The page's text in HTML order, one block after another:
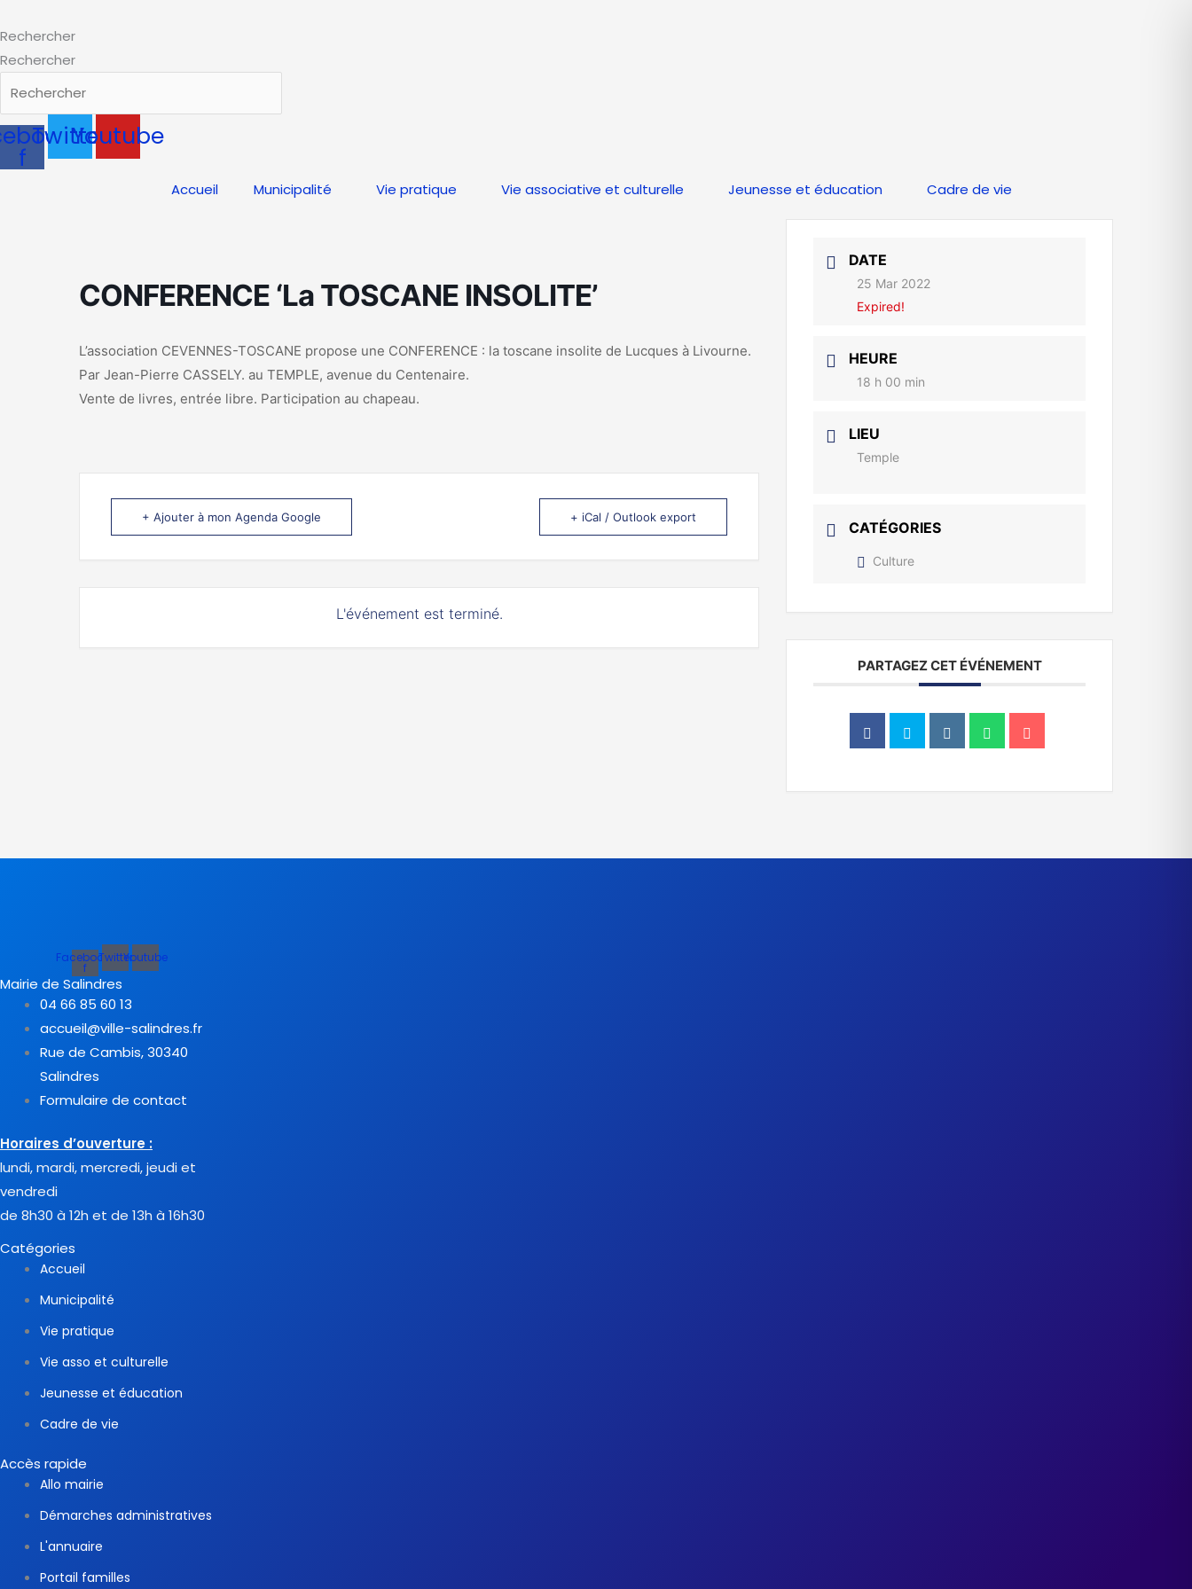
au
contenu
Rechercher
Rechercher
f
TwitterYoutube
Accueil Municipalité Vie pratique Vie associative et culturelle Jeunesse et éducation Cadre de vie
CONFERENCE ‘La TOSCANE INSOLITE’
L’association CEVENNES-TOSCANE propose une CONFERENCE : la toscane insolite de Lucques à Livourne.
Par Jean-Pierre CASSELY. au TEMPLE, avenue du Centenaire.
Vente de livres, entrée libre. Participation au chapeau.
+ Ajouter à mon Agenda Google + iCal / Outlook export
L'événement est terminé.
DATE
25 Mar 2022
Expired!
HEURE
18 h 00 min
LIEU
Temple
CATÉGORIES
Culture
PARTAGEZ CET ÉVÉNEMENT
Facebook-
f
TwitterYoutube
Mairie de Salindres
04 66 85 60 13
accueil@ville-salindres.fr
Rue de Cambis, 30340
Salindres
Formulaire de contact
Horaires d’ouverture :
lundi, mardi, mercredi, jeudi et
vendredi
de 8h30 à 12h et de 13h à 16h30
Catégories
Accueil
Municipalité
Vie pratique
Vie asso et culturelle
Jeunesse et éducation
Cadre de vie
Accès rapide
Allo mairie
Démarches administratives
L'annuaire
Portail familles